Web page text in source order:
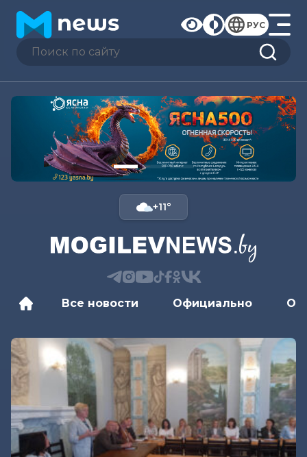
РУС
+11°
Все новости Официально